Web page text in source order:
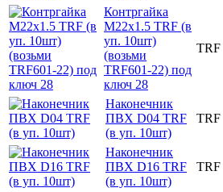
Контргайка
M22x1.5 TRF (в
уп. 10шт)
(возьми
TRF601-22) под
ключ 28
TRF
Наконечник
ПВХ D04 TRF
(в уп. 10шт)
TRF
Наконечник
ПВХ D16 TRF
(в уп. 10шт)
TRF